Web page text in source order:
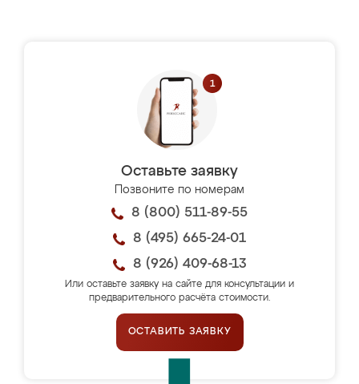
Оставьте заявку
Позвоните по номерам
8 (800) 511-89-55
8 (495) 665-24-01
8 (926) 409-68-13
Или оставьте заявку на сайте для консультации и
предварительного расчёта стоимости.
ОСТАВИТЬ ЗАЯВКУ